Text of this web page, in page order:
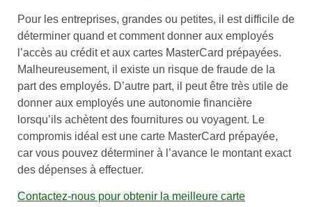
Pour les entreprises, grandes ou petites, il est difficile de
déterminer quand et comment donner aux employés
l’accès au crédit et aux cartes MasterCard prépayées.
Malheureusement, il existe un risque de fraude de la
part des employés. D’autre part, il peut être très utile de
donner aux employés une autonomie financière
lorsqu’ils achètent des fournitures ou voyagent. Le
compromis idéal est une carte MasterCard prépayée,
car vous pouvez déterminer à l’avance le montant exact
des dépenses à effectuer.
Contactez-nous pour obtenir la meilleure carte